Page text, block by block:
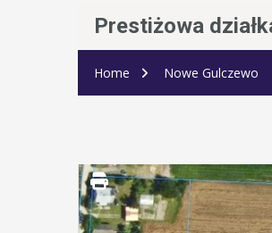
Prestiżowa
Home Nowe Gulczewo